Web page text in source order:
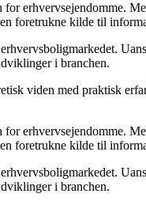
erhvervsejendomme.
foretrukne kilde til
i branchen.
viden med praktisk
erhvervsejendomme.
foretrukne kilde til
i branchen.